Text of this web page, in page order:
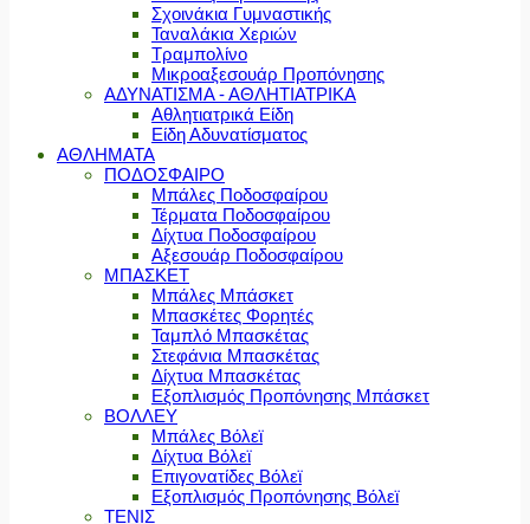
Σχοινάκια Γυμναστικής
Ταναλάκια Χεριών
Τραμπολίνο
Μικροαξεσουάρ Προπόνησης
ΑΔΥΝΑΤΙΣΜΑ - ΑΘΛΗΤΙΑΤΡΙΚΑ
Αθλητιατρικά Είδη
Είδη Αδυνατίσματος
ΑΘΛΗΜΑΤΑ
ΠΟΔΟΣΦΑΙΡΟ
Μπάλες Ποδοσφαίρου
Τέρματα Ποδοσφαίρου
Δίχτυα Ποδοσφαίρου
Αξεσουάρ Ποδοσφαίρου
ΜΠΑΣΚΕΤ
Μπάλες Μπάσκετ
Μπασκέτες Φορητές
Ταμπλό Μπασκέτας
Στεφάνια Μπασκέτας
Δίχτυα Μπασκέτας
Εξοπλισμός Προπόνησης Μπάσκετ
ΒΟΛΛΕΥ
Μπάλες Βόλεϊ
Δίχτυα Βόλεϊ
Επιγονατίδες Βόλεϊ
Εξοπλισμός Προπόνησης Βόλεϊ
ΤΕΝΙΣ